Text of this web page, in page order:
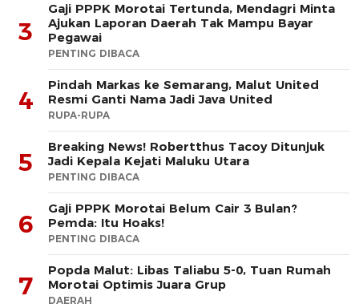
3
Gaji PPPK Morotai Tertunda, Mendagri Minta
Ajukan Laporan Daerah Tak Mampu Bayar
Pegawai
PENTING DIBACA
4
Pindah Markas ke Semarang, Malut United
Resmi Ganti Nama Jadi Java United
RUPA-RUPA
5
Breaking News! Robertthus Tacoy Ditunjuk
Jadi Kepala Kejati Maluku Utara
PENTING DIBACA
6
Gaji PPPK Morotai Belum Cair 3 Bulan?
Pemda: Itu Hoaks!
PENTING DIBACA
7
Popda Malut: Libas Taliabu 5-0, Tuan Rumah
Morotai Optimis Juara Grup
DAERAH